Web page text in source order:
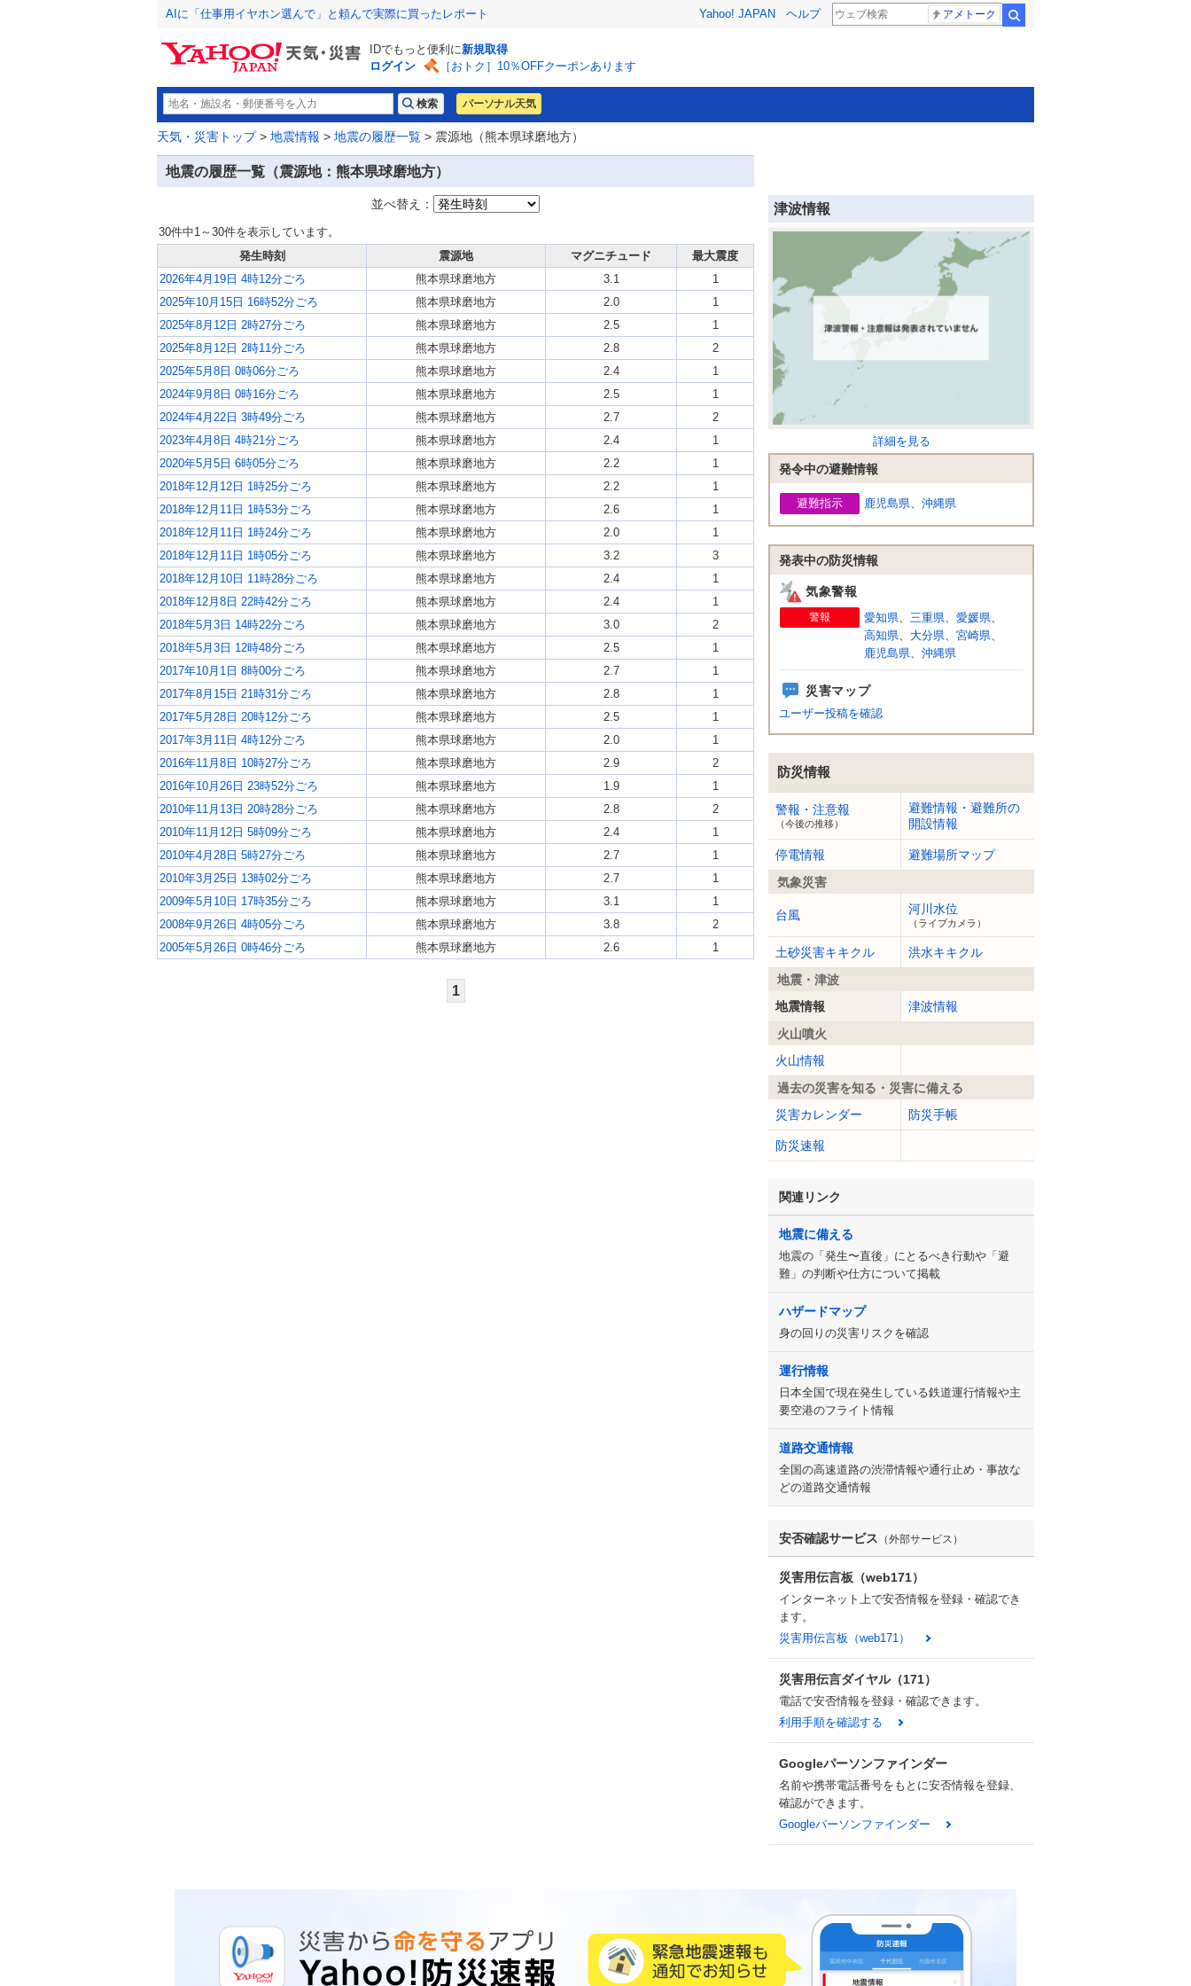
AIに「仕事用イヤホン選んで」と頼んで実際に買ったレポート Yahoo! JAPAN ヘルプ アメトーク
IDでもっと便利に新規取得
ログイン
［おトク］10％OFFクーポンあります
パーソナル天気
天気・災害トップ> 地震情報 > 地震の履歴一覧 > 震源地（熊本県球磨地方）
地震の履歴一覧（震源地：熊本県球磨地方）
並べ替え：
30件中1～30件を表示しています。
発生時刻
震源地 マグニチュード
最大震度
2026年4月19日 4時12分ごろ
熊本県球磨地方 3.1
1
2025年10月15日 16時52分ごろ
熊本県球磨地方 2.0
1
2025年8月12日 2時27分ごろ
熊本県球磨地方 2.5
1
2025年8月12日 2時11分ごろ
熊本県球磨地方 2.8
2
2025年5月8日 0時06分ごろ
熊本県球磨地方 2.4
1
2024年9月8日 0時16分ごろ
熊本県球磨地方 2.5
1
2024年4月22日 3時49分ごろ
熊本県球磨地方 2.7
2
2023年4月8日 4時21分ごろ
熊本県球磨地方 2.4
1
2020年5月5日 6時05分ごろ
熊本県球磨地方 2.2
1
2018年12月12日 1時25分ごろ
熊本県球磨地方 2.2
1
2018年12月11日 1時53分ごろ
熊本県球磨地方 2.6
1
2018年12月11日 1時24分ごろ
熊本県球磨地方 2.0
1
2018年12月11日 1時05分ごろ
熊本県球磨地方 3.2
3
2018年12月10日 11時28分ごろ
熊本県球磨地方 2.4
1
2018年12月8日 22時42分ごろ
熊本県球磨地方 2.4
1
2018年5月3日 14時22分ごろ
熊本県球磨地方 3.0
2
2018年5月3日 12時48分ごろ
熊本県球磨地方 2.5
1
2017年10月1日 8時00分ごろ
熊本県球磨地方 2.7
1
2017年8月15日 21時31分ごろ
熊本県球磨地方 2.8
1
2017年5月28日 20時12分ごろ
熊本県球磨地方 2.5
1
2017年3月11日 4時12分ごろ
熊本県球磨地方 2.0
1
2016年11月8日 10時27分ごろ
熊本県球磨地方 2.9
2
2016年10月26日 23時52分ごろ
熊本県球磨地方 1.9
1
2010年11月13日 20時28分ごろ
熊本県球磨地方 2.8
2
2010年11月12日 5時09分ごろ
熊本県球磨地方 2.4
1
2010年4月28日 5時27分ごろ
熊本県球磨地方 2.7
1
2010年3月25日 13時02分ごろ
熊本県球磨地方 2.7
1
2009年5月10日 17時35分ごろ
熊本県球磨地方 3.1
1
2008年9月26日 4時05分ごろ
熊本県球磨地方 3.8
2
2005年5月26日 0時46分ごろ
熊本県球磨地方 2.6 1
1
津波情報
詳細を見る
発令中の避難情報
避難指示 鹿児島県、 沖縄県
発表中の防災情報
気象警報
警報 愛知県、 三重県、 愛媛県、
高知県、 大分県、 宮崎県、
鹿児島県、 沖縄県
災害マップ
ユーザー投稿を確認
防災情報
警報・注意報
（今後の推移）
避難情報・避難所の
開設情報
停電情報
避難場所マップ
気象災害
台風 河川水位
（ライブカメラ）
土砂災害キキクル
洪水キキクル
地震・津波
地震情報
津波情報
火山噴火
火山情報
過去の災害を知る・災害に備える
災害カレンダー
防災手帳
防災速報
関連リンク
地震に備える
地震の「発生〜直後」にとるべき行動や「避
難」の判断や仕方について掲載
ハザードマップ
身の回りの災害リスクを確認
運行情報
日本全国で現在発生している鉄道運行情報や主
要空港のフライト情報
道路交通情報
全国の高速道路の渋滞情報や通行止め・事故な
どの道路交通情報
安否確認サービス （外部サービス）
災害用伝言板（web171）
インターネット上で安否情報を登録・確認でき
ます。
災害用伝言板（web171）
災害用伝言ダイヤル（171）
電話で安否情報を登録・確認できます。
利用手順を確認する
Googleパーソンファインダー
名前や携帯電話番号をもとに安否情報を登録、
確認ができます。
Googleパーソンファインダー